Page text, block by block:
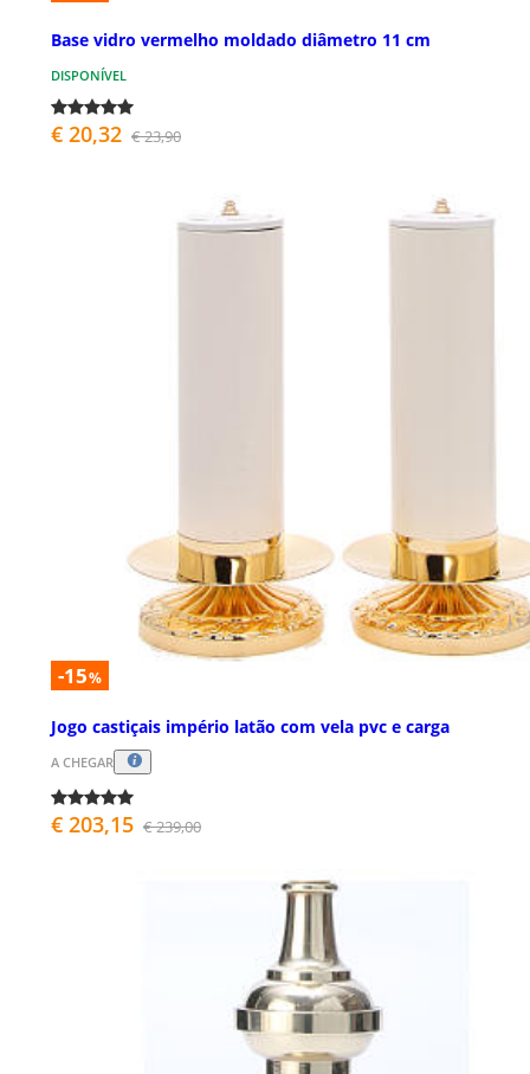
Base vidro vermelho moldado diâmetro 11 cm
DISPONÍVEL
€ 20,32 € 23,90
-15%
Jogo castiçais império latão com vela pvc e carga
A CHEGAR
€ 203,15 € 239,00